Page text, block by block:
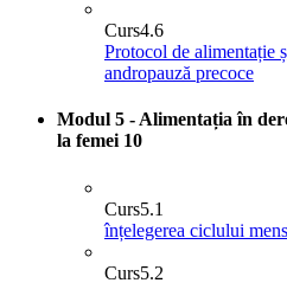
Curs4.6
Protocol de alimentație
andropauză precoce
Modul 5 - Alimentația în
la femei 10
Curs5.1
înțelegerea ciclului
Curs5.2